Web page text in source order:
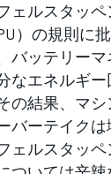
ーミュラE
ェルスタッペ
PU）の規則に
バッテリー
なエネルギー
の結果、マシ
バーテイク
ェルスタッペ